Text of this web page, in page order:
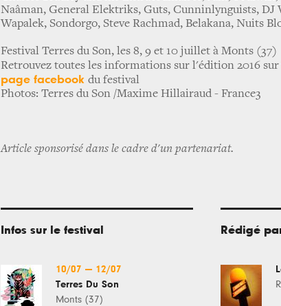
Naâman, General Elektriks, Guts, Cunninlynguists, DJ
Wapalek, Sondorgo, Steve Rachmad, Belakana, Nuits
Festival Terres du Son, les 8, 9 et 10 juillet à Monts (37)
Retrouvez toutes les informations sur l'édition 2016 sur
page facebook du festival
Photos: Terres du Son /Maxime Hillairaud - France3
Article sponsorisé dans le cadre d'un partenariat.
Infos sur le festival
10/07 — 12/07
Terres Du Son
Monts (37)
Rédigé